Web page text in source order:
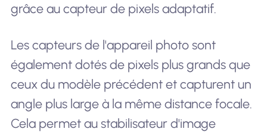
grâce au capteur de pixels adaptatif.
Les capteurs de l'appareil photo sont
également dotés de pixels plus grands que
ceux du modèle précédent et capturent un
angle plus large à la même distance focale.
Cela permet au stabilisateur d'image